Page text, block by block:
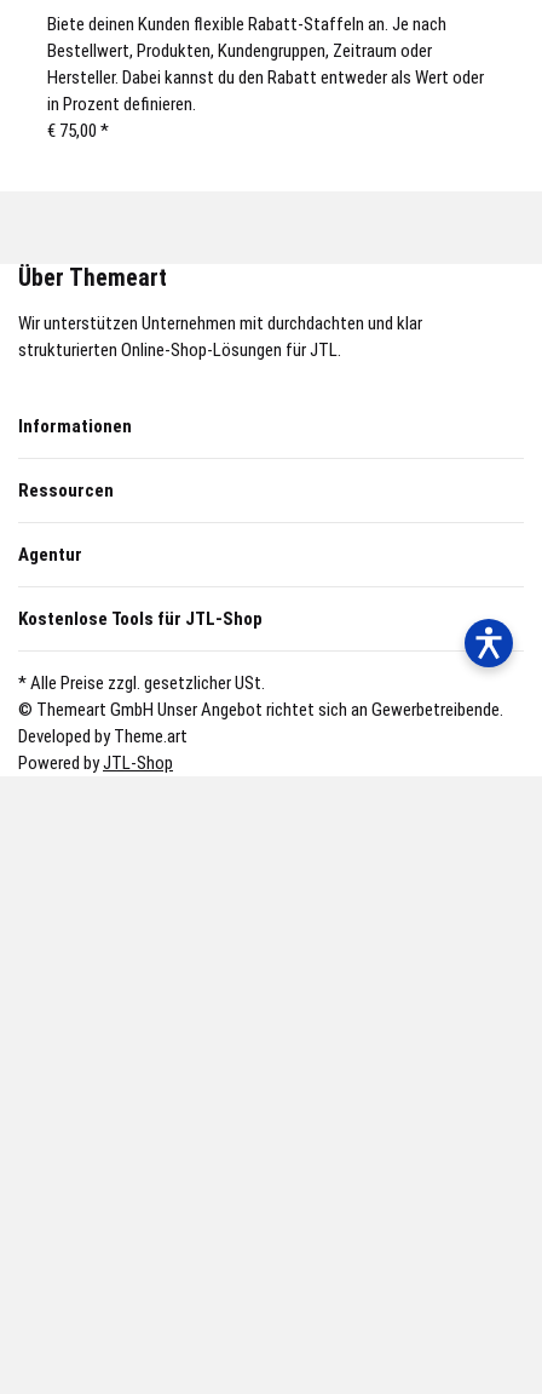
Biete deinen Kunden flexible Rabatt-Staffeln an. Je nach
Bestellwert, Produkten, Kundengruppen, Zeitraum oder
Hersteller. Dabei kannst du den Rabatt entweder als Wert oder
in Prozent definieren.
€ 75,00 *
Über Themeart
Wir unterstützen Unternehmen mit durchdachten und klar
strukturierten Online-Shop-Lösungen für JTL.
Informationen
Ressourcen
Agentur
Kostenlose Tools für JTL-Shop
* Alle Preise zzgl. gesetzlicher USt.
© Themeart GmbH Unser Angebot richtet sich an Gewerbetreibende.
Developed by Theme.art
Powered byJTL-Shop